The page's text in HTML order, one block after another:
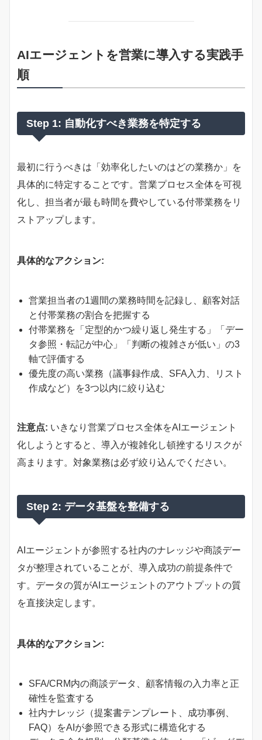
AIエージェントを営業に導入する実践手
順
Step 1: 自動化すべき業務を特定する
最初に行うべきは「効率化したいのはどの業務か」を
具体的に特定することです。営業プロセス全体を可視
化し、担当者が最も時間を費やしている付帯業務をリ
ストアップします。
具体的なアクション:
営業担当者の1週間の業務時間を記録し、顧客対話
と付帯業務の割合を把握する
付帯業務を「定型的かつ繰り返し発生する」「デー
タ参照・転記が中心」「判断の複雑さが低い」の3
軸で評価する
優先度の高い業務（議事録作成、SFA入力、リスト
作成など）を3つ以内に絞り込む
注意点: いきなり営業プロセス全体をAIエージェント
化しようとすると、導入が複雑化し頓挫するリスクが
高まります。対象業務は必ず絞り込んでください。
Step 2: データ基盤を整備する
AIエージェントが参照する社内のナレッジや商談デー
タが整理されていることが、導入成功の前提条件で
す。データの質がAIエージェントのアウトプットの質
を直接決定します。
具体的なアクション:
SFA/CRM内の商談データ、顧客情報の入力率と正
確性を監査する
社内ナレッジ（提案書テンプレート、成功事例、
FAQ）をAIが参照できる形式に構造化する